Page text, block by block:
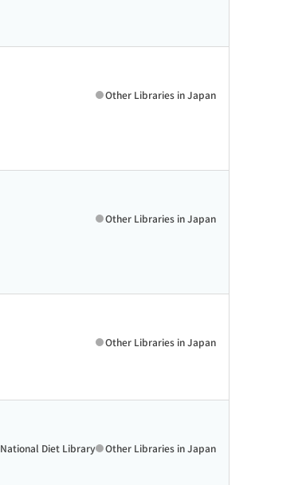
Other Libraries in Japan
Other Libraries in Japan
Other Libraries in Japan
National Diet Library Other Libraries in Japan